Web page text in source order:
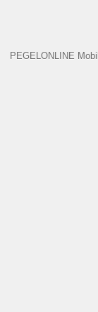
PEGELONLINE